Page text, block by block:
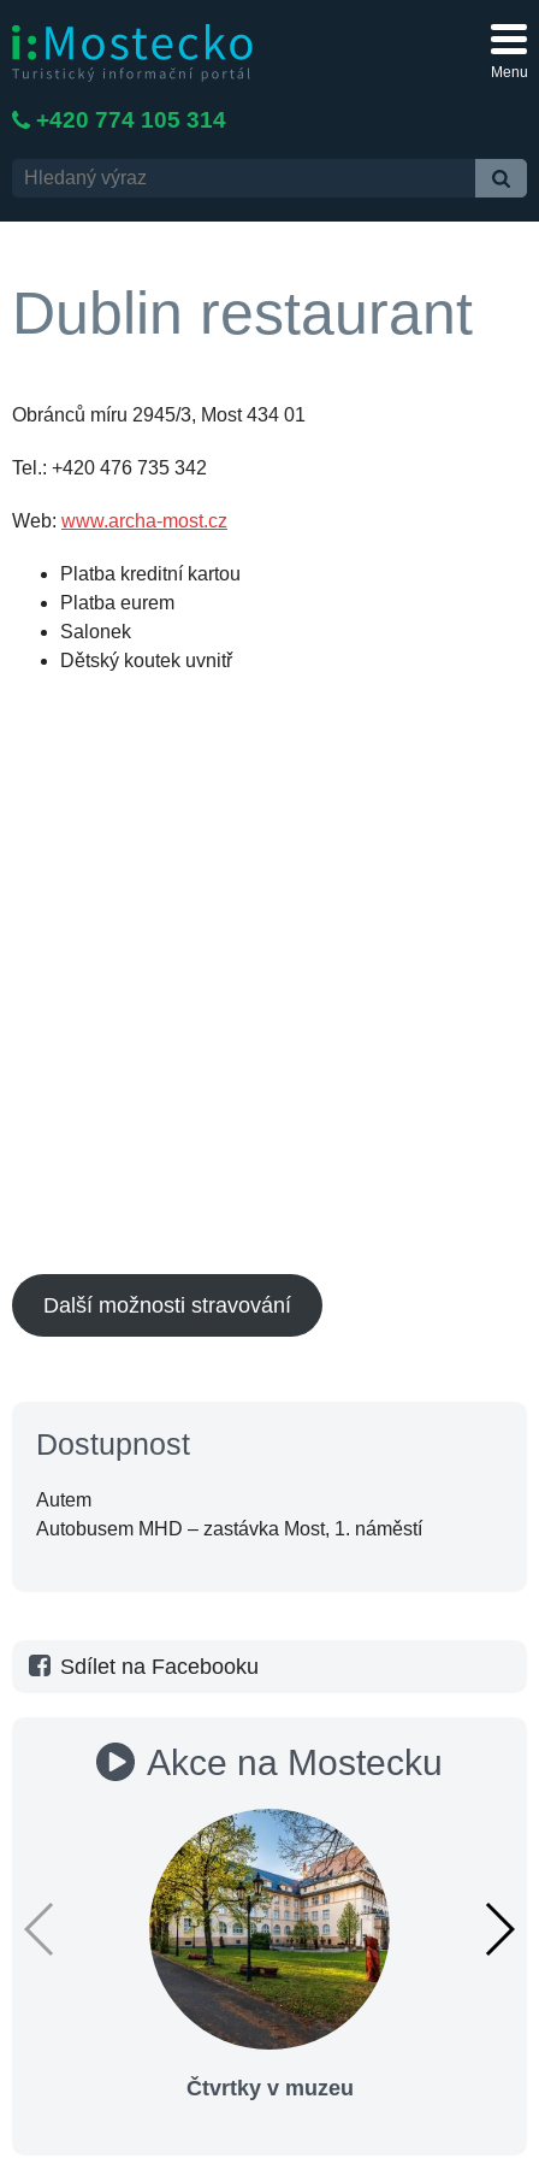
Menu
+420 774 105 314
Dublin restaurant
Obránců míru 2945/3, Most 434 01
Tel.: +420 476 735 342
Web: www.archa-most.cz
Platba kreditní kartou
Platba eurem
Salonek
Dětský koutek uvnitř
Další možnosti stravování
Dostupnost
Autem
Autobusem MHD – zastávka Most, 1. náměstí
Sdílet na Facebooku
Akce na Mostecku
Čtvrtky v muzeu